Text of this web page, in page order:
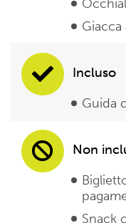
Incluso
Guida
Non
Snack